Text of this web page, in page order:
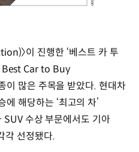
〉이 진행한 ‘베스트 카 투
Car to Buy
이 많은 주목을 받았다. 현대차
해당하는 ‘최고의 차’
수상 부문에서도 기아
각 선정됐다.